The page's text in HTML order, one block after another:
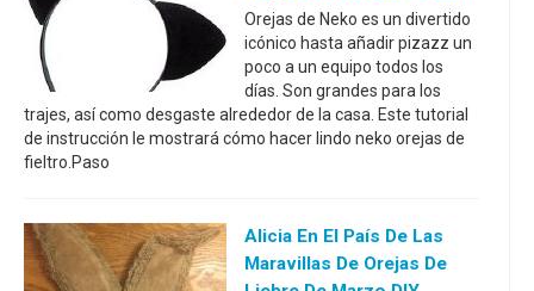
Orejas de Neko es un divertido
icónico hasta añadir pizazz un
poco a un equipo todos los
días. Son grandes para los
trajes, así como desgaste alrededor de la casa. Este tutorial
de instrucción le mostrará cómo hacer lindo neko orejas de
fieltro.Paso
Alicia En El País De Las
Maravillas De Orejas De